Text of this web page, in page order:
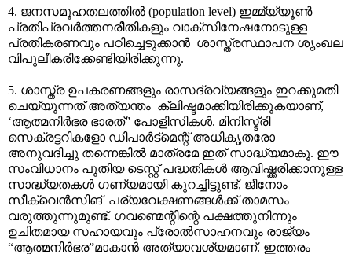
4. ജനസമൂഹതലത്തിൽ (population level) ഇമ്മ്യ്യൂൺ
പ്രതിപ്രവർത്തനരീതികളും വാക്സിനേഷനോടുള്ള
പ്രതികരണവും പഠിച്ചെടുക്കാൻ ശാസ്ത്രസ്ഥാപന ശൃംഖല
വിപുലീകരിക്കേണ്ടിയിരിക്കുന്നു.
5. ശാസ്ത്ര ഉപകരണങ്ങളും രാസദ്രവ്യങ്ങളും ഇറക്കുമതി
ചെയ്യുന്നത് അത്യന്തം ക്ലിഷ്ടമാക്കിയിരിക്കുകയാണ്,
‘ആത്മനിർഭര ഭാരത്” പോളിസികൾ. മിനിസ്ട്രി
സെക്രട്ടറികളോ ഡിപാർട്മെന്റ് അധികൃതരോ
അനുവദിച്ചു തന്നെങ്കിൽ മാത്രമേ ഇത് സാദ്ധ്യമാകൂ. ഈ
സംവിധാനം പുതിയ ടെസ്റ്റ് പദ്ധതികൾ ആവിഷ്ക്കരിക്കാനുള്ള
സാദ്ധ്യതകൾ ഗണ്യമായി കുറച്ചിട്ടുണ്ട്, ജീനോം
സീക്വെൻസിങ് പര്യവേക്ഷണങ്ങൾക്ക് താമസം
വരുത്തുന്നുമുണ്ട്. ഗവണ്മെന്റിന്റെ പക്ഷത്തുനിന്നും
ഉചിതമായ സഹായവും പ്രോൽസാഹനവും രാജ്യം
“ആത്മനിർഭര”മാകാൻ അത്യാവശ്യമാണ്. ഇത്തരം